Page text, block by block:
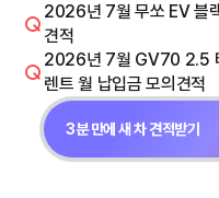
2026년 7월 무쏘 EV 블
견적
2026년 7월 GV70 2.5
렌트 월 납입금 모의견적
3분 만에 새 차 견적받기